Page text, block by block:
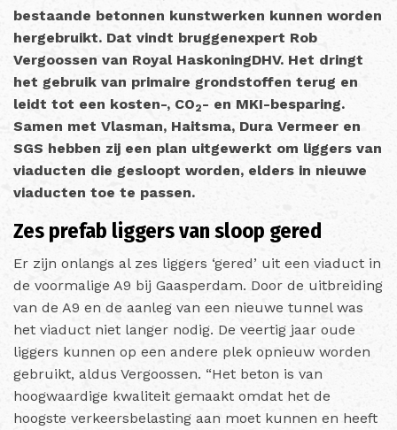
bestaande betonnen kunstwerken kunnen worden
hergebruikt. Dat vindt bruggenexpert Rob
Vergoossen van Royal HaskoningDHV. Het dringt
het gebruik van primaire grondstoffen terug en
leidt tot een kosten-, CO2- en MKI-besparing.
Samen met Vlasman, Haitsma, Dura Vermeer en
SGS hebben zij een plan uitgewerkt om liggers van
viaducten die gesloopt worden, elders in nieuwe
viaducten toe te passen.
Zes prefab liggers van sloop gered
Er zijn onlangs al zes liggers ‘gered’ uit een viaduct in
de voormalige A9 bij Gaasperdam. Door de uitbreiding
van de A9 en de aanleg van een nieuwe tunnel was
het viaduct niet langer nodig. De veertig jaar oude
liggers kunnen op een andere plek opnieuw worden
gebruikt, aldus Vergoossen. “Het beton is van
hoogwaardige kwaliteit gemaakt omdat het de
hoogste verkeersbelasting aan moet kunnen en heeft